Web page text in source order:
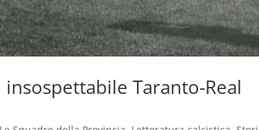
Taranto-Real